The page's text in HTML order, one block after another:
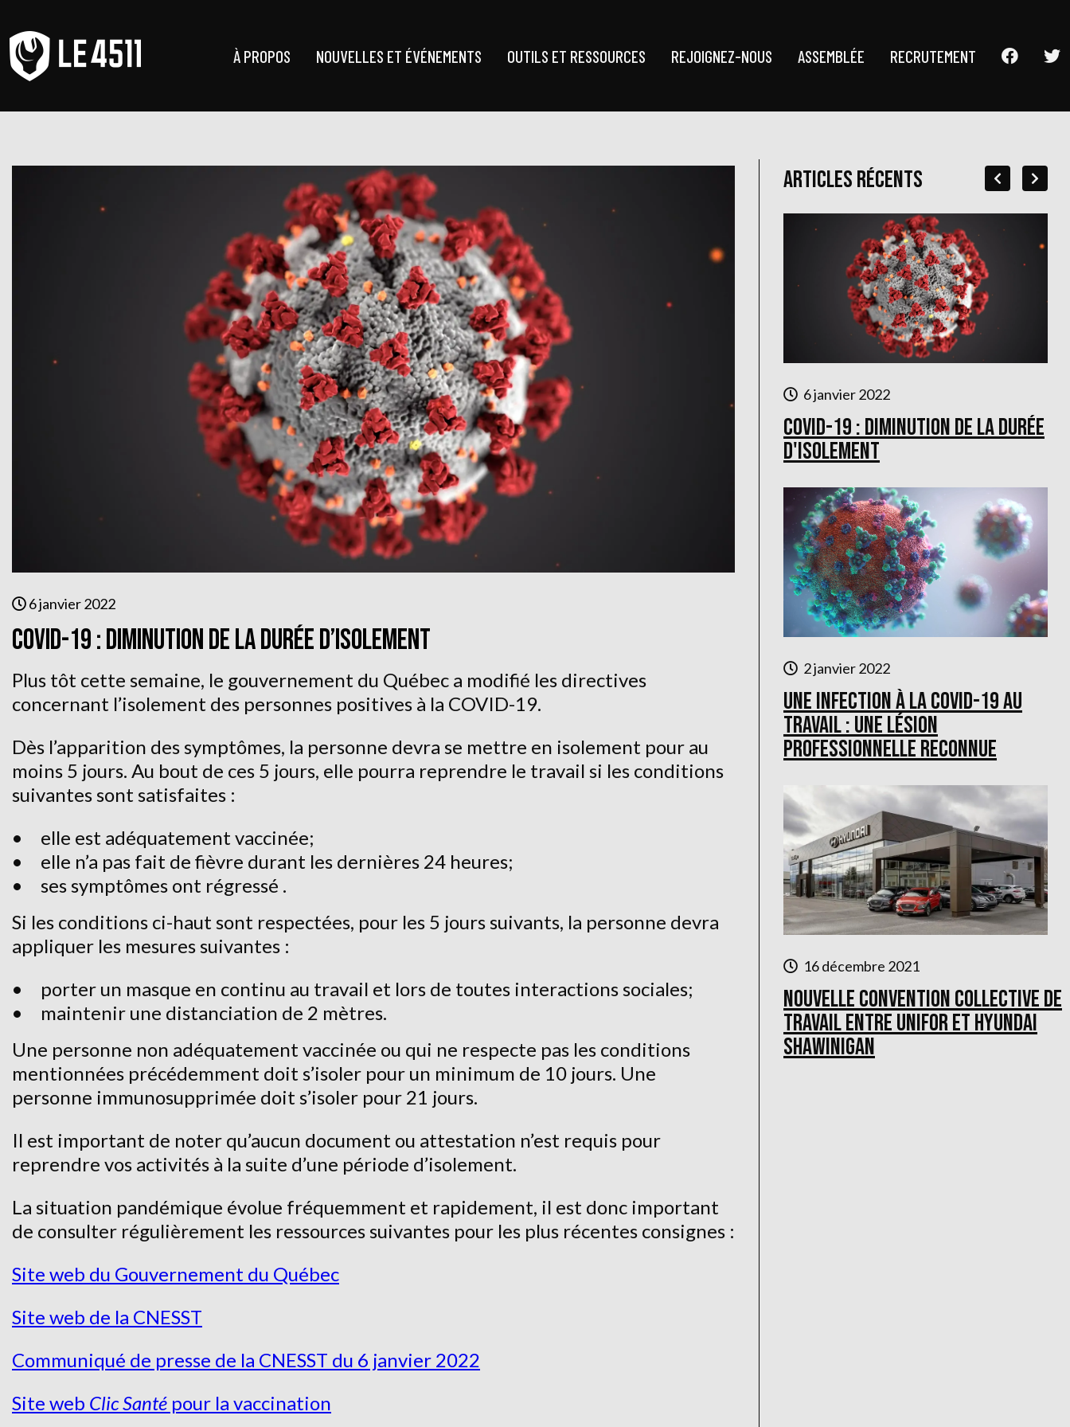
À PROPOS NOUVELLES ET ÉVÉNEMENTS OUTILS ET RESSOURCES REJOIGNEZ-NOUS ASSEMBLÉE RECRUTEMENT
6 janvier 2022
COVID-19 : diminution de la durée d’isolement
Plus tôt cette semaine, le gouvernement du Québec a modifié les directives
concernant l’isolement des personnes positives à la COVID-19.
Dès l’apparition des symptômes, la personne devra se mettre en isolement pour au
moins 5 jours. Au bout de ces 5 jours, elle pourra reprendre le travail si les conditions
suivantes sont satisfaites :
elle est adéquatement vaccinée;
elle n’a pas fait de fièvre durant les dernières 24 heures;
ses symptômes ont régressé .
Si les conditions ci-haut sont respectées, pour les 5 jours suivants, la personne devra
appliquer les mesures suivantes :
porter un masque en continu au travail et lors de toutes interactions sociales;
maintenir une distanciation de 2 mètres.
Une personne non adéquatement vaccinée ou qui ne respecte pas les conditions
mentionnées précédemment doit s’isoler pour un minimum de 10 jours. Une
personne immunosupprimée doit s’isoler pour 21 jours.
Il est important de noter qu’aucun document ou attestation n’est requis pour
reprendre vos activités à la suite d’une période d’isolement.
La situation pandémique évolue fréquemment et rapidement, il est donc important
de consulter régulièrement les ressources suivantes pour les plus récentes consignes :
Site web du Gouvernement du Québec
Site web de la CNESST
Communiqué de presse de la CNESST du 6 janvier 2022
Site web Clic Santé pour la vaccination
Articles récents
6 janvier 2022
COVID-19 : diminution de la durée
d'isolement
2 janvier 2022
Une infection à la COVID-19 au
travail : une lésion
professionnelle reconnue
16 décembre 2021
Nouvelle convention collective de
travail entre Unifor et Hyundai
Shawinigan